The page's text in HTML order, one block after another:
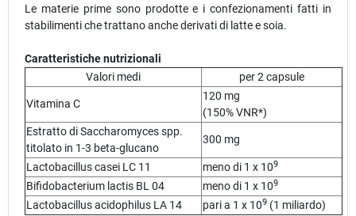
Le materie prime sono prodotte e i confezionamenti fatti in
stabilimenti che trattano anche derivati di latte e soia.
Caratteristiche nutrizionali
Valori medi
per 2 capsule
Vitamina C
120 mg
(150% VNR*)
Estratto di Saccharomyces spp.
titolato in 1-3 beta-glucano
300 mg
Lactobacillus casei LC 11 meno di 1 x 109
Bifidobacterium lactis BL 04 meno di 1 x 109
Lactobacillus acidophilus LA 14 pari a 1 x 109 (1 miliardo)